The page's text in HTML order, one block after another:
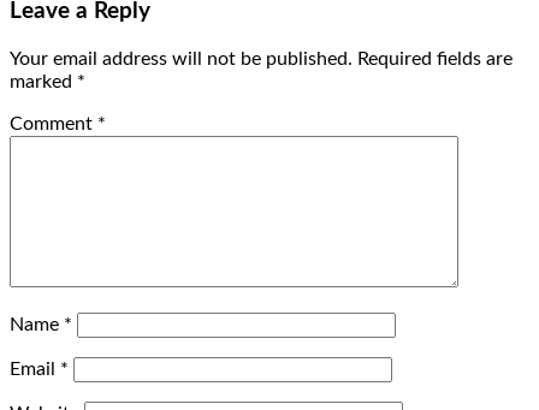
Leave a Reply
Your email address will not be published. Required fields are
marked *
Comment *
Name *
Email *